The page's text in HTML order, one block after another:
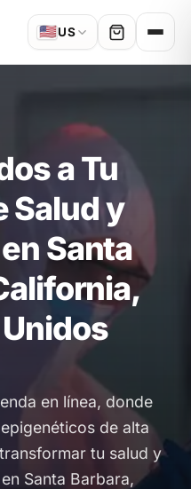
🇺🇸US
a Tu
Salud y
Santa
en línea, donde
de alta
tu salud y
Santa Barbara,